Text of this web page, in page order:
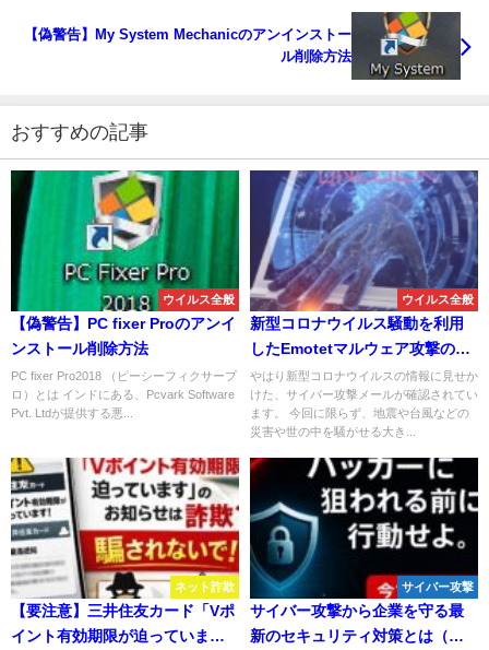
【偽警告】My System Mechanicのアンインストー
ル削除方法
おすすめの記事
ウイルス全般
【偽警告】PC fixer Proのアンイ
ンストール削除方法
PC fixer Pro2018 （ピーシーフィクサープ
ロ）とは インドにある、Pcvark Software
Pvt. Ltdが提供する悪...
ウイルス全般
新型コロナウイルス騒動を利用
したEmotetマルウェア攻撃の対
策について
やはり新型コロナウイルスの情報に見せか
けた、サイバー攻撃メールが確認されてい
ます。 今回に限らず、地震や台風などの
災害や世の中を騒がせる大き...
ネット詐欺
【要注意】三井住友カード「Vポ
イント有効期限が迫っていま
サイバー攻撃
サイバー攻撃から企業を守る最
新のセキュリティ対策とは（ア